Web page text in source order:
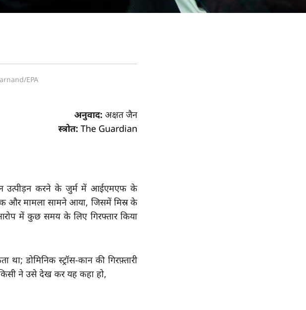
EPA
अनुवाद: अक्षत जैन
स्त्रोत: The Guardian
उत्पीड़न करने के जुर्म में आईएमएफ के
और मामला सामने आया, जिसमें मिस्र के
में कुछ समय के लिए गिरफ्तार किया
डोमिनिक स्ट्रॉस-कान की गिरफ़्तारी
ने उसे देख कर यह कहा हो,